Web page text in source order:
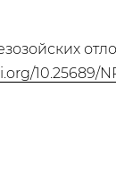
10.25689/